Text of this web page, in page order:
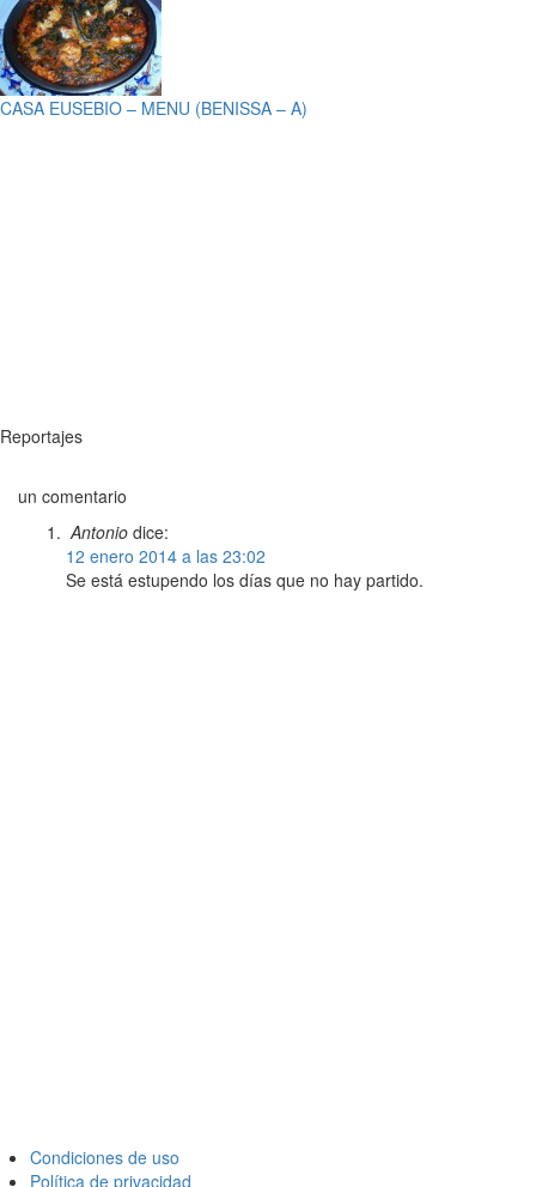
CASA EUSEBIO – MENU (BENISSA – A)
Reportajes
un comentario
Antonio dice:
12 enero 2014 a las 23:02
Se está estupendo los días que no hay partido.
Condiciones de uso
Política de privacidad